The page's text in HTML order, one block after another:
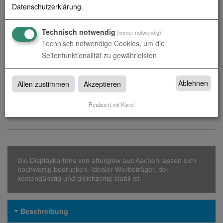
Datenupload (min. 0 / max. 10)
Die Displaykartons von afterglow aus Aachen lassen sich
hochwertig bedrucken. Idealer Werbeträger, der
kostengünstig und gleichzeitig stabil ist.
Beschreibung
Datenschutzerklärung.
Technisch notwendig (immer notwendig)
Technisch notwendige Cookies, um die
Seitenfunktionalität zu gewährleisten
Allen zustimmen Akzeptieren Ablehnen
Realisiert mit Klaro!